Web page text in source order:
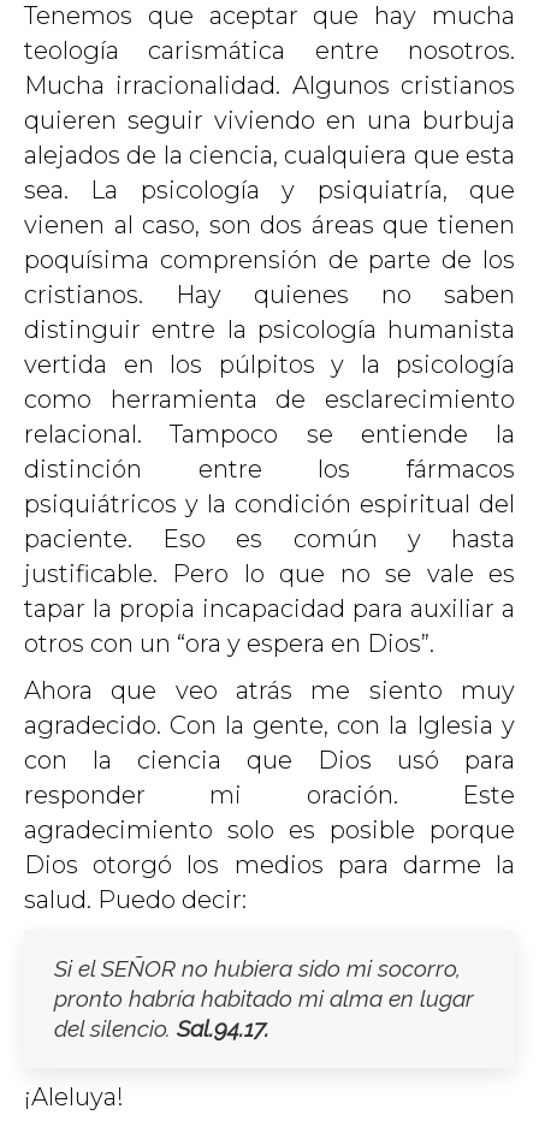
Tenemos que aceptar que hay mucha
teología carismática entre nosotros.
Mucha irracionalidad. Algunos cristianos
quieren seguir viviendo en una burbuja
alejados de la ciencia, cualquiera que esta
sea. La psicología y psiquiatría, que
vienen al caso, son dos áreas que tienen
poquísima comprensión de parte de los
cristianos. Hay quienes no saben
distinguir entre la psicología humanista
vertida en los púlpitos y la psicología
como herramienta de esclarecimiento
relacional. Tampoco se entiende la
distinción entre los fármacos
psiquiátricos y la condición espiritual del
paciente. Eso es común y hasta
justificable. Pero lo que no se vale es
tapar la propia incapacidad para auxiliar a
otros con un “ora y espera en Dios”.
Ahora que veo atrás me siento muy
agradecido. Con la gente, con la Iglesia y
con la ciencia que Dios usó para
responder mi oración. Este
agradecimiento solo es posible porque
Dios otorgó los medios para darme la
salud. Puedo decir:
Si el SEÑOR no hubiera sido mi socorro,
pronto habría habitado mi alma en lugar
del silencio. Sal.94.17.
¡Aleluya!